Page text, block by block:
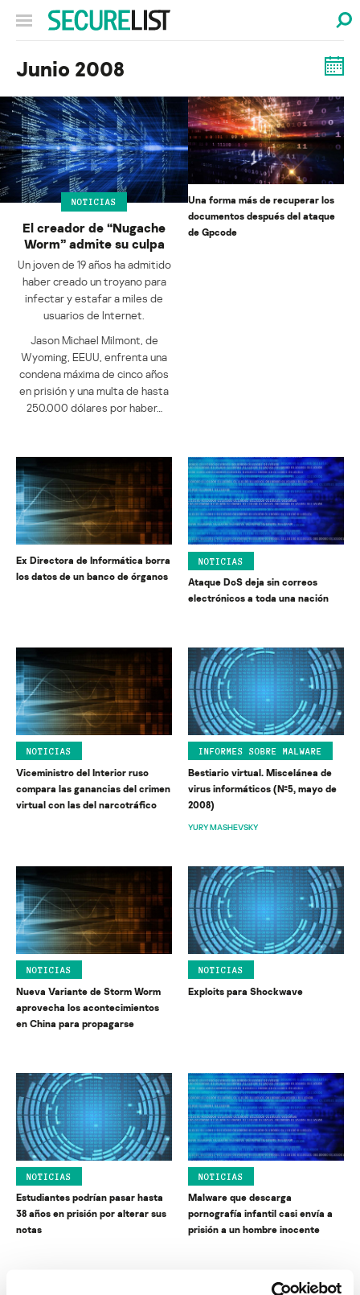
Junio 2008
NOTICIAS
El creador de “Nugache
Worm” admite su culpa
Un joven de 19 años ha admitido
haber creado un troyano para
infectar y estafar a miles de
usuarios de Internet.
Jason Michael Milmont, de
Wyoming, EEUU, enfrenta una
condena máxima de cinco años
en prisión y una multa de hasta
250.000 dólares por haber…
Una forma más de recuperar los
documentos después del ataque
de Gpcode
Ex Directora de Informática borra
los datos de un banco de órganos
NOTICIAS
Ataque DoS deja sin correos
electrónicos a toda una nación
NOTICIAS
Viceministro del Interior ruso
compara las ganancias del crimen
virtual con las del narcotráfico
INFORMES SOBRE MALWARE
Bestiario virtual. Miscelánea de
virus informáticos (№5, mayo de
2008)
YURY MASHEVSKY
NOTICIAS
Nueva Variante de Storm Worm
aprovecha los acontecimientos
en China para propagarse
NOTICIAS
Exploits para Shockwave
NOTICIAS
Estudiantes podrían pasar hasta
38 años en prisión por alterar sus
notas
NOTICIAS
Malware que descarga
pornografía infantil casi envía a
prisión a un hombre inocente